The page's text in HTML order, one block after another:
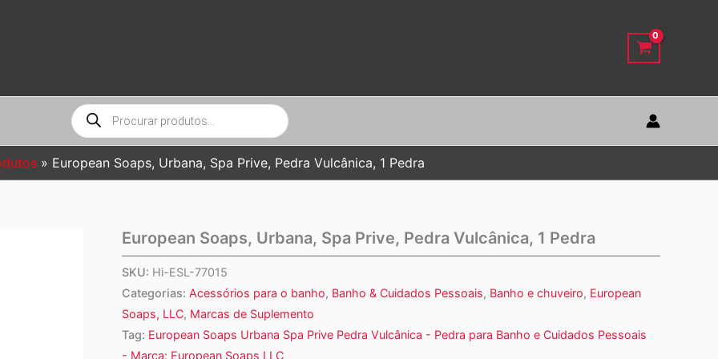
Pesquisar
produtos
European Soaps, Urbana, Spa Prive, Pedra Vulcânica, 1 Pedra
European Soaps, Urbana, Spa Prive, Pedra Vulcânica, 1 Pedra
SKU: Hi-ESL-77015
Categorias: Acessórios para o banho, Banho & Cuidados Pessoais, Banho e chuveiro, European
Soaps, LLC, Marcas de Suplemento
Tag: European Soaps Urbana Spa Prive Pedra Vulcânica - Pedra para Banho e Cuidados Pessoais
- Marca: European Soaps LLC